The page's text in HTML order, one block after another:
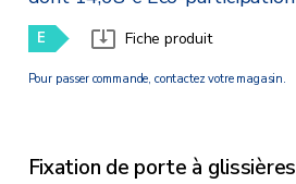
E Fiche produit
Pour passer commande, contactez votre magasin.
Fixation de porte à glissières